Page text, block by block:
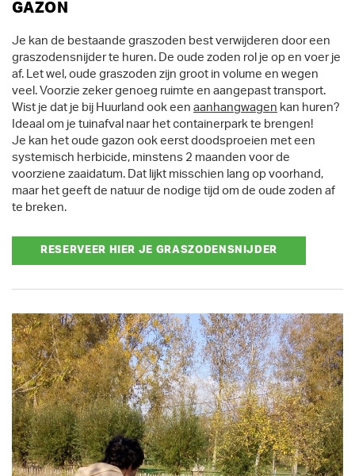
GAZON
Je kan de bestaande graszoden best verwijderen door een
graszodensnijder te huren. De oude zoden rol je op en voer je
af. Let wel, oude graszoden zijn groot in volume en wegen
veel. Voorzie zeker genoeg ruimte en aangepast transport.
Wist je dat je bij Huurland ook een aanhangwagen kan huren?
Ideaal om je tuinafval naar het containerpark te brengen!
Je kan het oude gazon ook eerst doodsproeien met een
systemisch herbicide, minstens 2 maanden voor de
voorziene zaaidatum. Dat lijkt misschien lang op voorhand,
maar het geeft de natuur de nodige tijd om de oude zoden af
te breken.
RESERVEER HIER JE GRASZODENSNIJDER